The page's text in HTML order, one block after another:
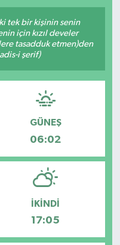
tek bir kişinin senin
için kızıl develer
tasadduk etmen)den
i şerif)
GÜNEŞ
06:02
İKINDI
17:05